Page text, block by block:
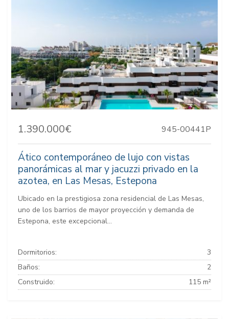
1.390.000€ 945-00441P
Ático contemporáneo de lujo con vistas
panorámicas al mar y jacuzzi privado en la
azotea, en Las Mesas, Estepona
Ubicado en la prestigiosa zona residencial de Las Mesas,
uno de los barrios de mayor proyección y demanda de
Estepona, este excepcional...
Dormitorios:
3
Baños:
2
Construido:
115 m²